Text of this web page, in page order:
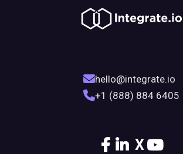
hello@integrate.io
+1 (888) 884 6405
X